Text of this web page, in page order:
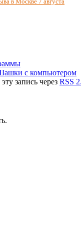
с компьютером
запись через RSS